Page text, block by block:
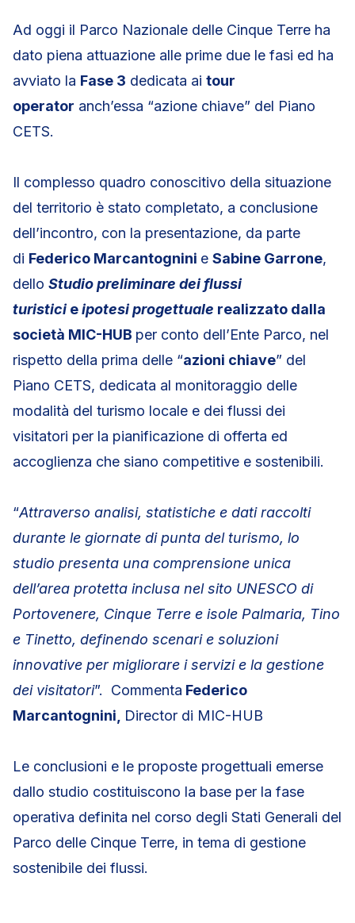
Ad oggi il Parco Nazionale delle Cinque Terre ha
dato piena attuazione alle prime due le fasi ed ha
avviato la Fase 3 dedicata ai tour
operator anch’essa “azione chiave” del Piano
CETS.
Il complesso quadro conoscitivo della situazione
del territorio è stato completato, a conclusione
dell’incontro, con la presentazione, da parte
di Federico Marcantognini e Sabine Garrone,
dello Studio preliminare dei flussi
turistici eipotesiprogettuale realizzato dalla
società MIC-HUB per conto dell’Ente Parco, nel
rispetto della prima delle “azioni chiave” del
Piano CETS, dedicata al monitoraggio delle
modalità del turismo locale e dei flussi dei
visitatori per la pianificazione di offerta ed
accoglienza che siano competitive e sostenibili.
“Attraverso analisi, statistiche e dati raccolti
durante le giornate di punta del turismo, lo
studio presenta una comprensione unica
dell’area protetta inclusa nel sito UNESCO di
Portovenere, Cinque Terre e isole Palmaria, Tino
e Tinetto, definendo scenari e soluzioni
innovative per migliorare i servizi e la gestione
dei visitatori”. Commenta Federico
Marcantognini, Director di MIC-HUB
Le conclusioni e le proposte progettuali emerse
dallo studio costituiscono la base per la fase
operativa definita nel corso degli Stati Generali del
Parco delle Cinque Terre, in tema di gestione
sostenibile dei flussi.